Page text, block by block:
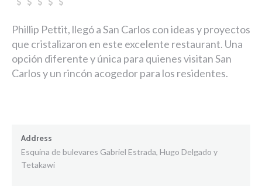
Phillip Pettit, llegó a San Carlos con ideas y proyectos
que cristalizaron en este excelente restaurant. Una
opción diferente y única para quienes visitan San
Carlos y un rincón acogedor para los residentes.
Address
Esquina de bulevares Gabriel Estrada, Hugo Delgado y
Tetakawi